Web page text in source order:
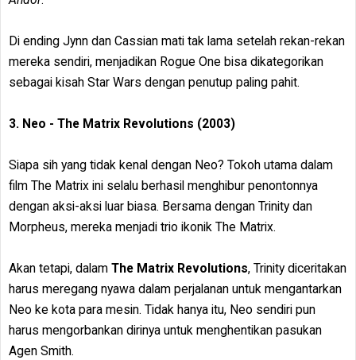
Di ending Jynn dan Cassian mati tak lama setelah rekan-rekan
mereka sendiri, menjadikan Rogue One bisa dikategorikan
sebagai kisah Star Wars dengan penutup paling pahit.
3. Neo - The Matrix Revolutions (2003)
Siapa sih yang tidak kenal dengan Neo? Tokoh utama dalam
film The Matrix ini selalu berhasil menghibur penontonnya
dengan aksi-aksi luar biasa. Bersama dengan Trinity dan
Morpheus, mereka menjadi trio ikonik The Matrix.
Akan tetapi, dalam The Matrix Revolutions, Trinity diceritakan
harus meregang nyawa dalam perjalanan untuk mengantarkan
Neo ke kota para mesin. Tidak hanya itu, Neo sendiri pun
harus mengorbankan dirinya untuk menghentikan pasukan
Agen Smith.